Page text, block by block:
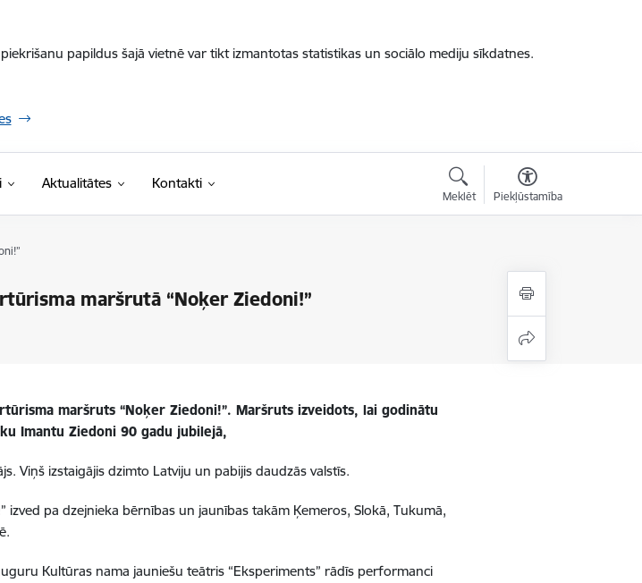
papildus šajā vietnē var tikt izmantotas statistikas un sociālo mediju sīkdatnes.
Aktualitātes Kontakti
Meklēt Piekļūstamība
maršrutā “Noķer Ziedoni!”
maršruts “Noķer Ziedoni!”. Maršruts izveidots, lai godinātu
Imantu Ziedoni 90 gadu jubilejā,
Viņš izstaigājis dzimto Latviju un pabijis daudzās valstīs.
izved pa dzejnieka bērnības un jaunības takām Ķemeros, Slokā, Tukumā,
Kultūras nama jauniešu teātris “Eksperiments” rādīs performanci